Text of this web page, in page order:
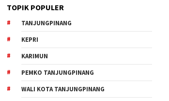
TOPIK POPULER
TANJUNGPINANG
KEPRI
KARIMUN
PEMKO TANJUNGPINANG
WALI KOTA TANJUNGPINANG